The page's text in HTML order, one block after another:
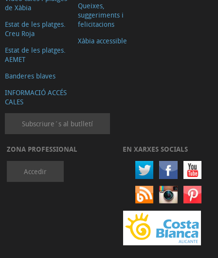
de Xàbia
Estat de les platges.
Creu Roja
Estat de les platges.
AEMET
Banderes blaves
INFORMACIÓ ACCÉS
CALES
Queixes,
suggeriments i
felicitacions
Xàbia accessible
Subscriure´s al butlletí
ZONA PROFESSIONAL
Accedir
EN XARXES SOCIALS